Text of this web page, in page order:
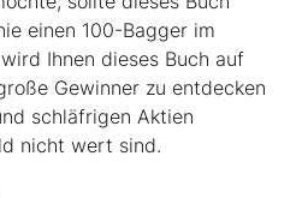
einen 100-Bagger im
Ihnen dieses Buch auf
Gewinner zu entdecken
schläf­rigen Aktien
nicht wert sind.